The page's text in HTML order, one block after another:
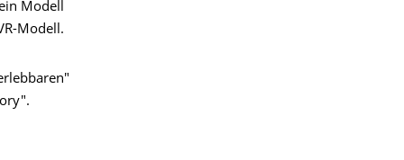
Modell
Modell.